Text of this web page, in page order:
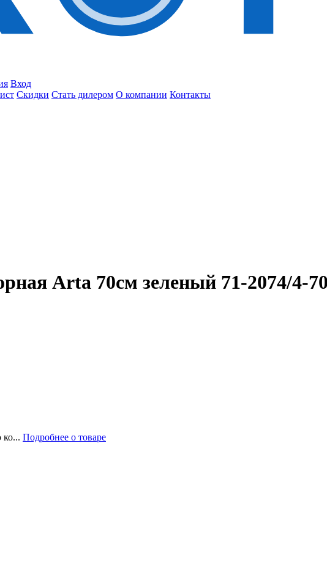
Вход
Скидки Стать дилером О компании Контакты
Arta 70см зеленый 71-2074/4-
ко... Подробнее о товаре